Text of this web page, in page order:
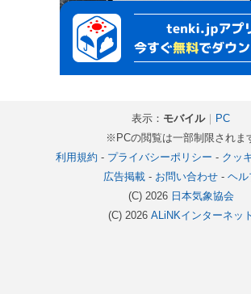
表示： モバイル｜
PC
※PCの閲覧は一部制限されま
利用規約 - プライバシーポリシー - クッ
広告掲載- お問い合わせ- ヘル
(C) 2026 日本気象協会
(C) 2026 ALiNKインターネット